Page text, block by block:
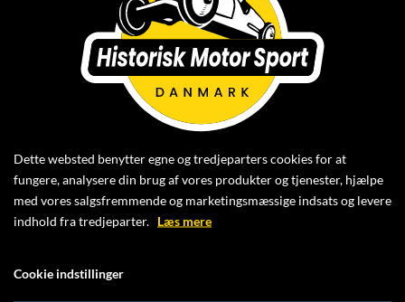
I forbindelse med HMS afholder Træningsdag på
FDM Sjællandsringen
Abildgaardsvej 17
LØRDAG DEN 12. APRIL 2025
ligger
Dette websted benytter egne og tredjeparters cookies for at
fungere, analysere din brug af vores produkter og tjenester, hjælpe
med vores salgsfremmende og marketingsmæssige indsats og levere
indhold fra tredjeparter. Læs mere
Cookie indstillinger